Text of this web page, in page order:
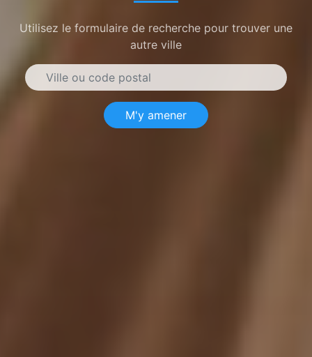
Utilisez le formulaire de recherche pour trouver une
autre ville
M'y amener